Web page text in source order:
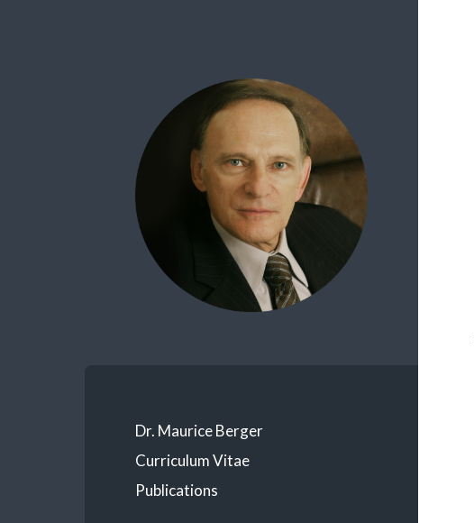
Dr. Maurice Berger
Curriculum Vitae
Publications